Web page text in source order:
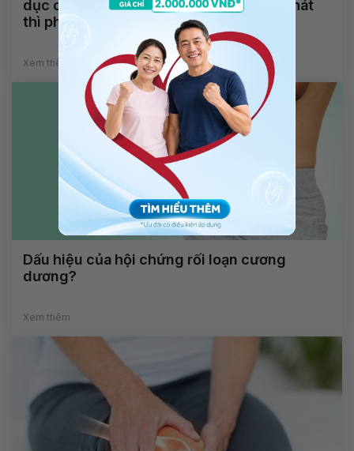
dục chỉ đỡ một thời gian, sau đó lại tái phát
thì phải làm sao?
Xem thêm
Dấu hiệu của hội chứng rối loạn cương
dương?
Xem thêm